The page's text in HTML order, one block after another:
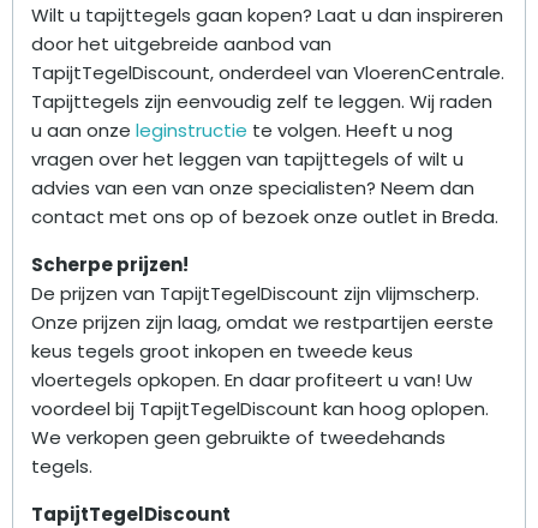
Wilt u tapijttegels gaan kopen? Laat u dan inspireren
door het uitgebreide aanbod van
TapijtTegelDiscount, onderdeel van VloerenCentrale.
Tapijttegels zijn eenvoudig zelf te leggen. Wij raden
u aan onze leginstructie te volgen. Heeft u nog
vragen over het leggen van tapijttegels of wilt u
advies van een van onze specialisten? Neem dan
contact met ons op of bezoek onze outlet in Breda.
Scherpe prijzen!
De prijzen van TapijtTegelDiscount zijn vlijmscherp.
Onze prijzen zijn laag, omdat we restpartijen eerste
keus tegels groot inkopen en tweede keus
vloertegels opkopen. En daar profiteert u van! Uw
voordeel bij TapijtTegelDiscount kan hoog oplopen.
We verkopen geen gebruikte of tweedehands
tegels.
TapijtTegelDiscount